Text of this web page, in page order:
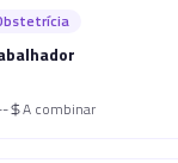
A combinar